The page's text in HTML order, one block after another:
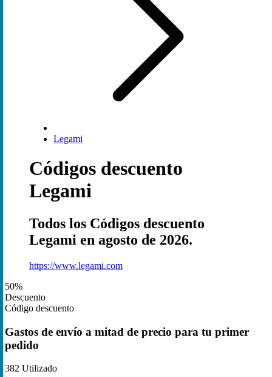
Legami
Códigos descuento
Legami
Todos los Códigos descuento
Legami en agosto de 2026.
https://www.legami.com
50%
Descuento
Código descuento
Gastos de envío a mitad de precio para tu primer
pedido
382 Utilizado